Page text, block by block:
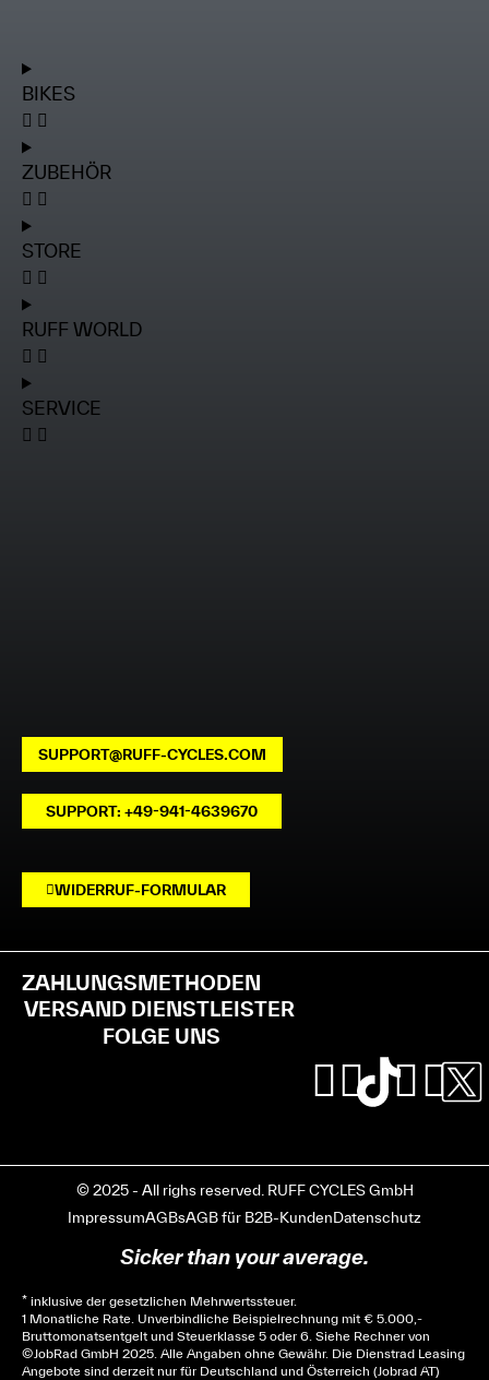
BIKES
ZUBEHÖR
STORE
RUFF WORLD
SERVICE
SUPPORT@RUFF-CYCLES.COM
SUPPORT: +49-941-4639670
WIDERRUF-FORMULAR
ZAHLUNGSMETHODEN
VERSAND DIENSTLEISTER
FOLGE UNS
© 2025 - All righs reserved. RUFF CYCLES GmbH
ImpressumAGBsAGB für B2B-KundenDatenschutz
Sicker than your average.
* inklusive der gesetzlichen Mehrwertssteuer.
1 Monatliche Rate. Unverbindliche Beispielrechnung mit € 5.000,-
Bruttomonatsentgelt und Steuerklasse 5 oder 6. Siehe Rechner von
© JobRad GmbH 2025. Alle Angaben ohne Gewähr. Die Dienstrad Leasing
Angebote sind derzeit nur für Deutschland und Österreich (Jobrad AT)